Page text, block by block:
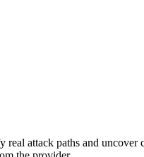
real attack paths and